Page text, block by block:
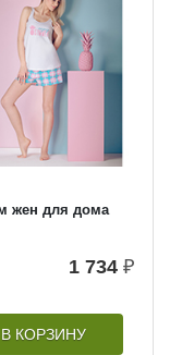
жен для дома
1 734 ₽
В КОРЗИНУ